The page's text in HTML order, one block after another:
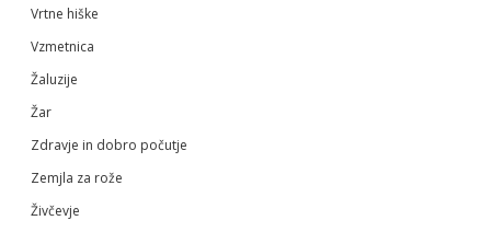
Vrtne hiške
Vzmetnica
Žaluzije
Žar
Zdravje in dobro počutje
Zemjla za rože
Živčevje